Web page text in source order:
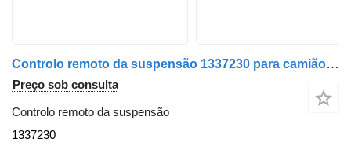
Controlo remoto da suspensão 1337230 para camião tractor DAF XF106
Preço sob consulta
Controlo remoto da suspensão
1337230